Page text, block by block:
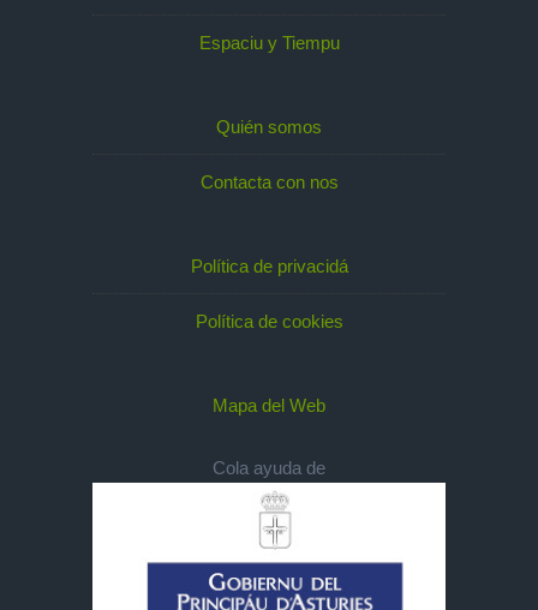
Espaciu y Tiempu
Quién somos
Contacta con nos
Política de privacidá
Política de cookies
Mapa del Web
Cola ayuda de